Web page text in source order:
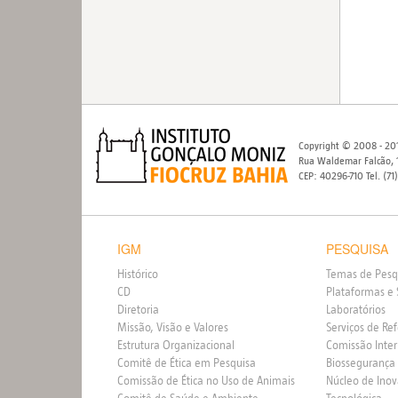
Copyright © 2008 -
Rua Waldemar Falcão,
CEP: 40296-710 Tel.
IGM
Histórico
CD
Diretoria
Missão, Visão e Valores
Estrutura Organizacional
Comitê de Ética em Pesquisa
Comissão de Ética no Uso de Animais
PESQUISA
Temas de
Plataformas e
Laboratórios
Serviços de
Comissão
Biossegurança
Núcleo de